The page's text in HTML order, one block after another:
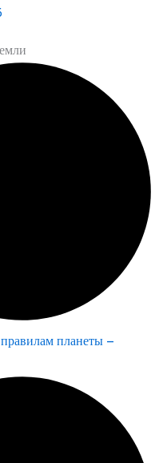
планеты –